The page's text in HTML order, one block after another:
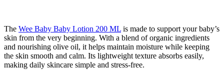
The Wee Baby Baby Lotion 200 ML is made to support your baby’s
skin from the very beginning. With a blend of organic ingredients
and nourishing olive oil, it helps maintain moisture while keeping
the skin smooth and calm. Its lightweight texture absorbs easily,
making daily skincare simple and stress-free.